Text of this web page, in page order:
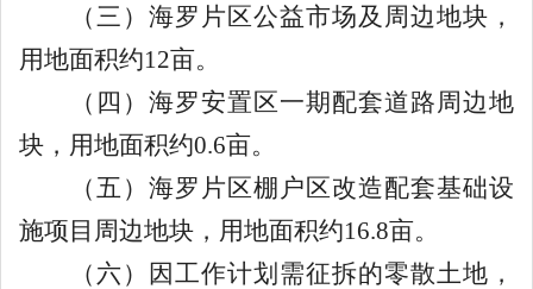
（三）海罗片区公益市场及周边地块，
用地面积约12亩。
（四）海罗安置区一期配套道路周边地
块，用地面积约0.6亩。
（五）海罗片区棚户区改造配套基础设
施项目周边地块 ，用地面积约16.8亩。
（六）因工作计划需征拆的零散土地，